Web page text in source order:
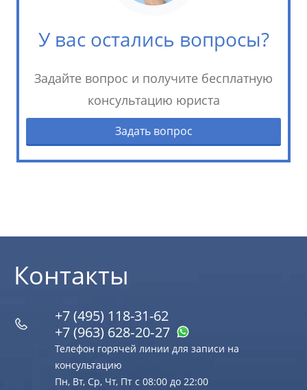
У вас остались вопросы?
Задайте вопрос и получите бесплатную
консультацию юриста
Задать вопрос
Контакты
+7 (495) 118-31-62
+7 (963) 628‑20‑27
Телефон горячей линии для записи на
консультацию
Пн, Вт, Ср, Чт, Пт с 08:00 до 22:00